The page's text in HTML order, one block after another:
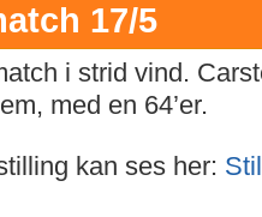
17/5
i strid vind.
med en 64’er.
kan ses her: